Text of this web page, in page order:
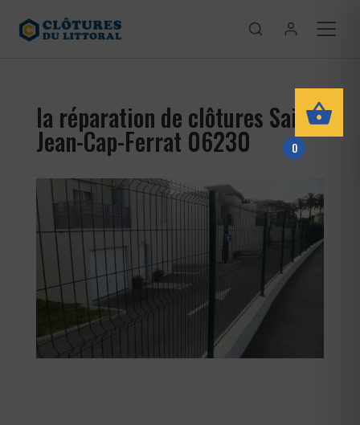
la réparation de clôtures Saint-
Jean-Cap-Ferrat 06230 0